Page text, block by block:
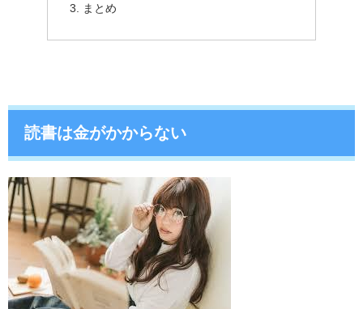
まとめ
読書は金がかからない